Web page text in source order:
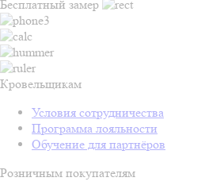
Бесплатный замер
Кровельщикам
Условия сотрудничества
Программа лояльности
Обучение для партнёров
Розничным покупателям